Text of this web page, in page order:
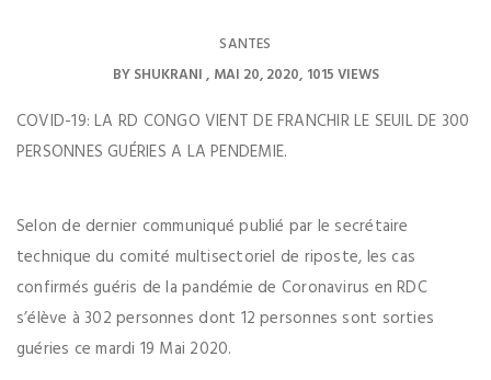
SANTES
BYSHUKRANI MAI 20, 2020 1015 VIEWS
COVID-19: LA RD CONGO VIENT DE FRANCHIR LE SEUIL DE 300
PERSONNES GUÉRIES A LA PENDEMIE.
Selon de dernier communiqué publié par le secrétaire
technique du comité multisectoriel de riposte, les cas
confirmés guéris de la pandémie de Coronavirus en RDC
s’élève à 302 personnes dont 12 personnes sont sorties
guéries ce mardi 19 Mai 2020.